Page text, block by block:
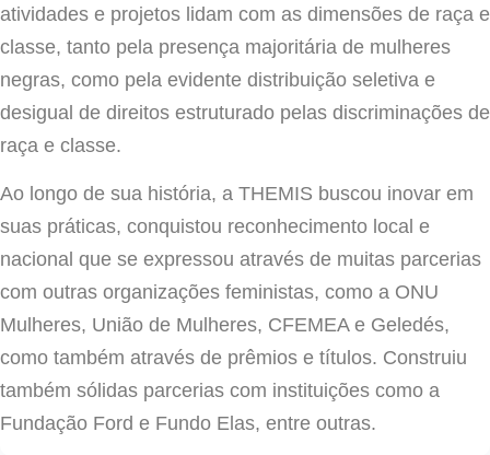
atividades e projetos lidam com as dimensões de raça e
classe, tanto pela presença majoritária de mulheres
negras, como pela evidente distribuição seletiva e
desigual de direitos estruturado pelas discriminações de
raça e classe.
Ao longo de sua história, a THEMIS buscou inovar em
suas práticas, conquistou reconhecimento local e
nacional que se expressou através de muitas parcerias
com outras organizações feministas, como a ONU
Mulheres, União de Mulheres, CFEMEA e Geledés,
como também através de prêmios e títulos. Construiu
também sólidas parcerias com instituições como a
Fundação Ford e Fundo Elas, entre outras.